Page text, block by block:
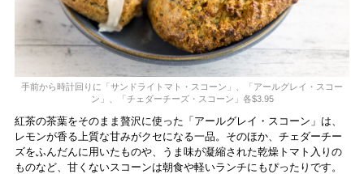
手前から時計回りに「サンドライトマト・スコーン」、「アールグレイ・スコー
ン」、「チェダーチーズ・スコーン」各$3.95
紅茶の茶葉をそのまま贅沢に使った「アールグレイ・スコーン」は、
レモンが香る上質な甘みがクセになる一品。そのほか、チェダーチー
ズをふんだんに用いたものや、うま味が凝縮された乾燥トマト入りの
ものなど、甘くないスコーンは朝食や軽いランチにもぴったりです。